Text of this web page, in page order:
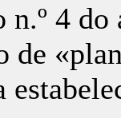
n.º 4
de